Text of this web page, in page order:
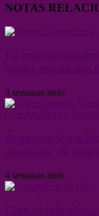
NOTAS
3 semanas atrás
4 semanas atrás